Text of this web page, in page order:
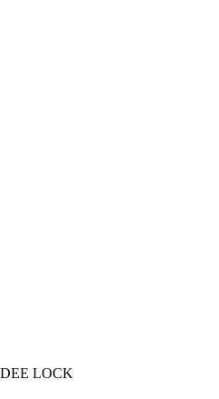
LOCK